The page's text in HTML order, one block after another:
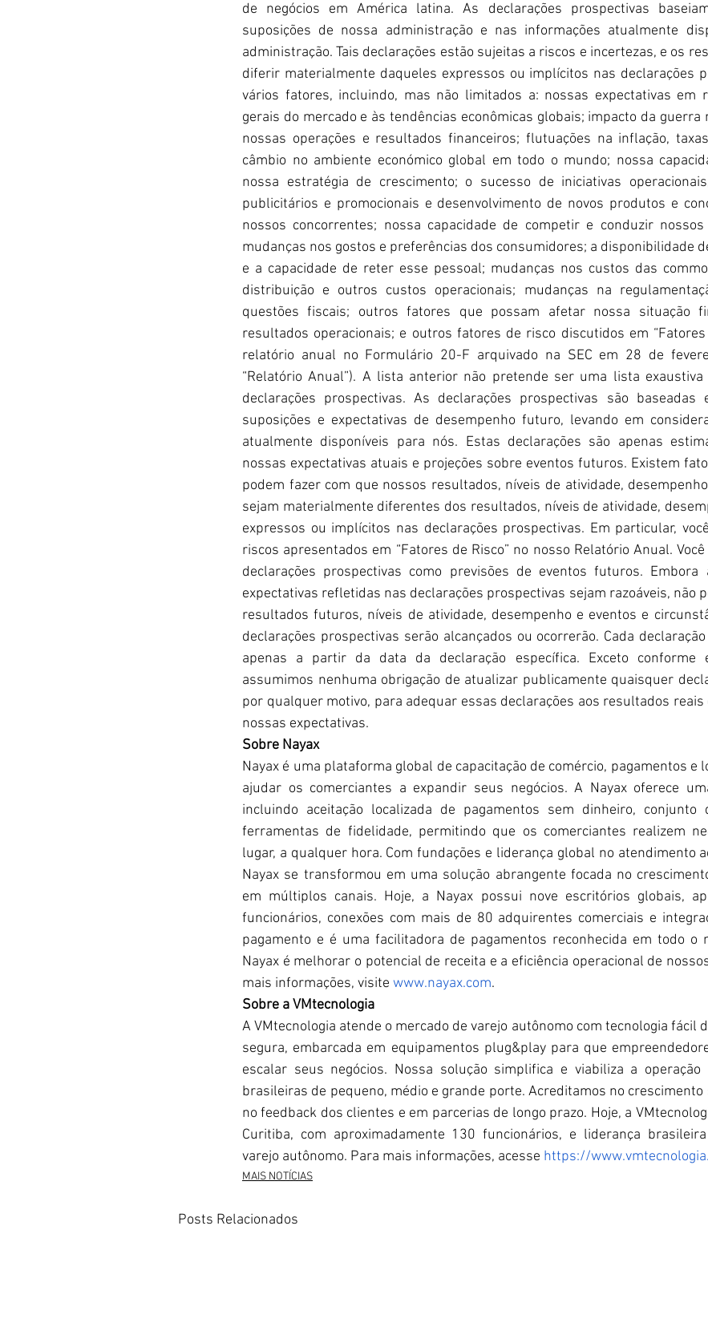
de negócios em América latina. As declarações prospectivas
suposições de nossa administração e nas informações atualmente
administração. Tais declarações estão sujeitas a riscos e incertezas, e os
diferir materialmente daqueles expressos ou implícitos nas declarações
vários fatores, incluindo, mas não limitados a: nossas expectativas em
gerais do mercado e às tendências econômicas globais; impacto da guerra
nossas operações e resultados financeiros; flutuações na inflação,
câmbio no ambiente económico global em todo o mundo; nossa
nossa estratégia de crescimento; o sucesso de iniciativas
publicitários e promocionais e desenvolvimento de novos produtos e
nossos concorrentes; nossa capacidade de competir e conduzir
mudanças nos gostos e preferências dos consumidores; a disponibilidade
e a capacidade de reter esse pessoal; mudanças nos custos das
distribuição e outros custos operacionais; mudanças na
questões fiscais; outros fatores que possam afetar nossa situação
resultados operacionais; e outros fatores de risco discutidos em “Fatores
relatório anual no Formulário 20-F arquivado na SEC em 28 de
“Relatório Anual”). A lista anterior não pretende ser uma lista
declarações prospectivas. As declarações prospectivas são baseadas
suposições e expectativas de desempenho futuro, levando em
atualmente disponíveis para nós. Estas declarações são apenas
nossas expectativas atuais e projeções sobre eventos futuros. Existem
podem fazer com que nossos resultados, níveis de atividade,
sejam materialmente diferentes dos resultados, níveis de atividade,
expressos ou implícitos nas declarações prospectivas. Em particular,
riscos apresentados em “Fatores de Risco” no nosso Relatório Anual.
declarações prospectivas como previsões de eventos futuros. Embora
expectativas refletidas nas declarações prospectivas sejam razoáveis, não
resultados futuros, níveis de atividade, desempenho e eventos e
declarações prospectivas serão alcançados ou ocorrerão. Cada
apenas a partir da data da declaração específica. Exceto conforme
assumimos nenhuma obrigação de atualizar publicamente quaisquer
por qualquer motivo, para adequar essas declarações aos resultados reais
nossas expectativas.
Sobre Nayax
Nayax é uma plataforma global de capacitação de comércio, pagamentos e
ajudar os comerciantes a expandir seus negócios. A Nayax oferece
incluindo aceitação localizada de pagamentos sem dinheiro, conjunto
ferramentas de fidelidade, permitindo que os comerciantes realizem
lugar, a qualquer hora. Com fundações e liderança global no atendimento
Nayax se transformou em uma solução abrangente focada no
em múltiplos canais. Hoje, a Nayax possui nove escritórios globais,
funcionários, conexões com mais de 80 adquirentes comerciais e
pagamento e é uma facilitadora de pagamentos reconhecida em todo o
Nayax é melhorar o potencial de receita e a eficiência operacional de
mais informações, visite www.nayax.com.
Sobre a VMtecnologia
A VMtecnologia atende o mercado de varejo autônomo com tecnologia fácil
segura, embarcada em equipamentos plug&play para que
escalar seus negócios. Nossa solução simplifica e viabiliza a
brasileiras de pequeno, médio e grande porte. Acreditamos no
no feedback dos clientes e em parcerias de longo prazo. Hoje, a
Curitiba, com aproximadamente 130 funcionários, e liderança
varejo autônomo. Para mais informações, acesse https://
MAIS NOTÍCIAS
Posts Relacionados